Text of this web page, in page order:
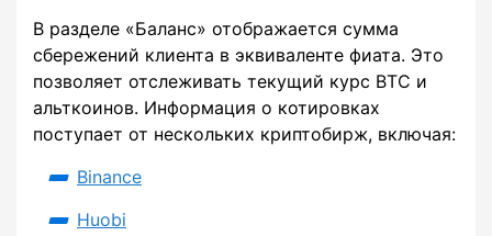
В разделе «Баланс» отображается сумма
сбережений клиента в эквиваленте фиата. Это
позволяет отслеживать текущий курс BTC и
альткоинов. Информация о котировках
поступает от нескольких криптобирж, включая:
Binance
Huobi